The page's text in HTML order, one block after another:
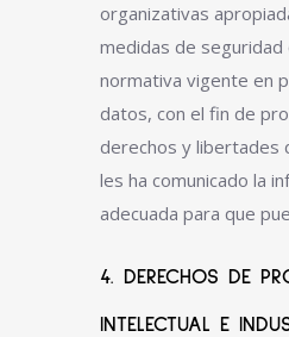
organizativas
medidas de seguridad
normativa vigente en
datos, con el fin de
derechos y libertades
les ha comunicado la
adecuada para que
4. DERECHOS DE
INTELECTUAL E